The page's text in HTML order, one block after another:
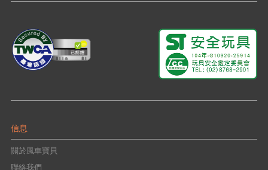
信息
關於風車寶貝
聯絡我們